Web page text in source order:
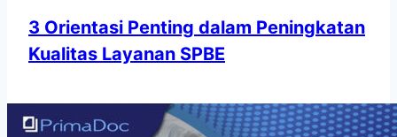
3 Orientasi Penting dalam Peningkatan
Kualitas Layanan SPBE